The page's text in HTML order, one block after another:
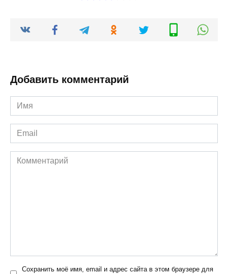
Добавить комментарий
Имя
*
Email
*
Комментарий
Сохранить моё имя, email и адрес сайта в этом браузере для